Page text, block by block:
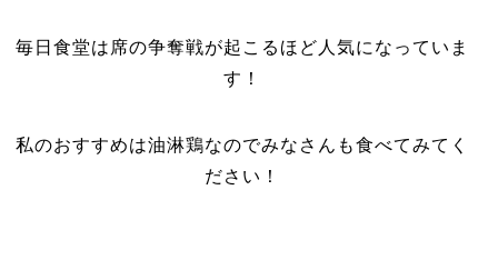
毎日食堂は席の争奪戦が起こるほど人気になっていま
す！
私のおすすめは油淋鶏なのでみなさんも食べてみてく
ださい！